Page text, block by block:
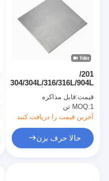
201/
304/304L/316/316L/904L
برای ماشین آلات پردازش
تولید
قیمت:قابل مذاکره
MOQ:1 تن
آخرین قیمت را دریافت کنید
حالا حرف بزن